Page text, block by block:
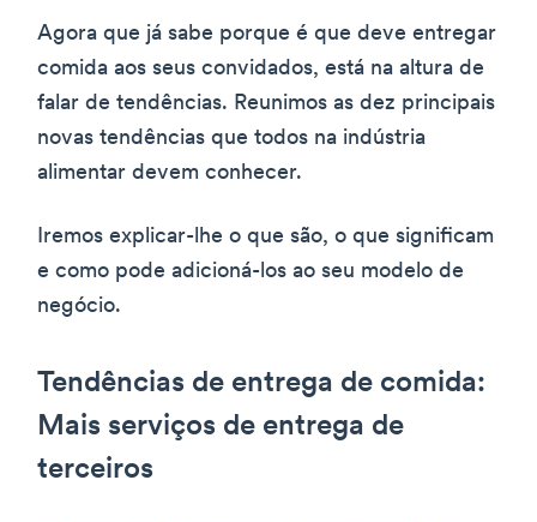
Agora que já sabe porque é que deve entregar
comida aos seus convidados, está na altura de
falar de tendências. Reunimos as dez principais
novas tendências que todos na indústria
alimentar devem conhecer.
Iremos explicar-lhe o que são, o que significam
e como pode adicioná-los ao seu modelo de
negócio.
Tendências de entrega de comida:
Mais serviços de entrega de
terceiros